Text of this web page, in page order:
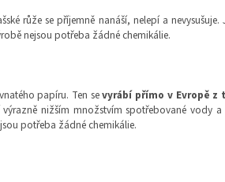
růže se příjemně nanáší, nelepí a nevysušuje.
nejsou potřeba žádné chemikálie.
papíru. Ten sevyrábí přímo v Evropě z
nižším množstvím spotřebované vody a
potřeba žádné chemikálie.